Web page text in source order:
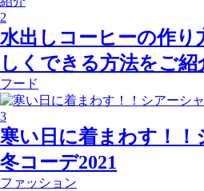
2
水出しコーヒーの作り
しくできる方法をご紹
フード
3
寒い日に着まわす！！
冬コーデ2021
ファッション